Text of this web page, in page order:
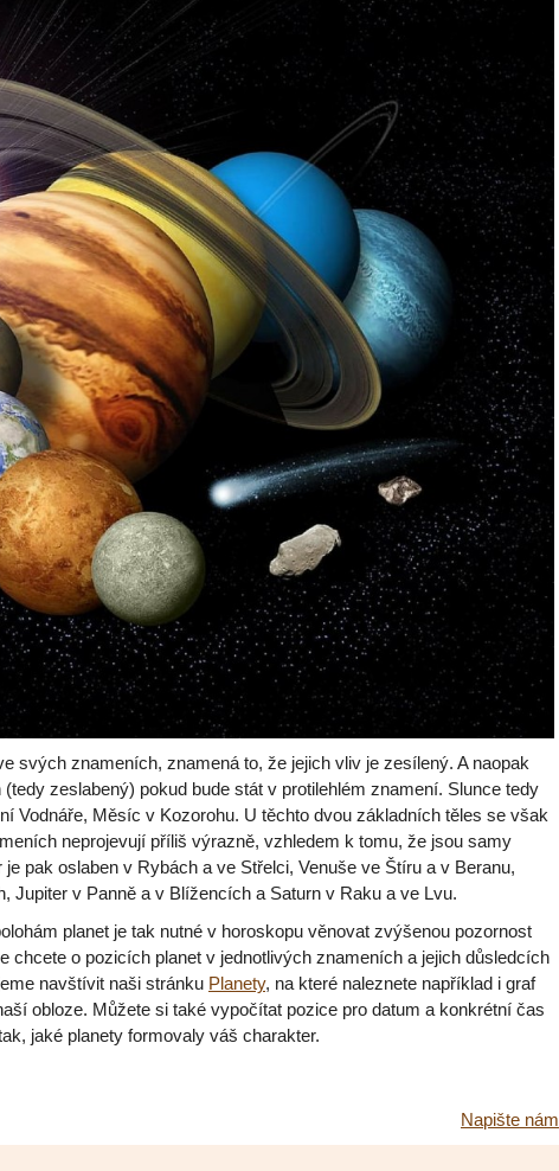
svých znameních, znamená to, že jejich vliv je zesílený. A naopak
zeslabený) pokud bude stát v protilehlém znamení. Slunce tedy
Vodnáře, Měsíc v Kozorohu. U těchto dvou základních těles se však
neprojevují příliš výrazně, vzhledem k tomu, že jsou samy
pak oslaben v Rybách a ve Střelci, Venuše ve Štíru a v Beranu,
Jupiter v Panně a v Blížencích a Saturn v Raku a ve Lvu.
planet je tak nutné v horoskopu věnovat zvýšenou pozornost
chcete o pozicích planet v jednotlivých znameních a jejich důsledcích
navštívit naši stránku Planety, na které naleznete například i graf
obloze. Můžete si také vypočítat pozice pro datum a konkrétní čas
jaké planety formovaly váš charakter.
Napište nám